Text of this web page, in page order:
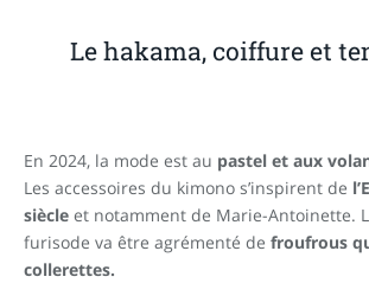
Le hakama, coiffure et
En 2024, la mode est au pastel et aux
Les accessoires du kimono s’inspirent de
siècle et notamment de Marie-Antoinette.
furisode va être agrémenté de froufrous
collerettes.